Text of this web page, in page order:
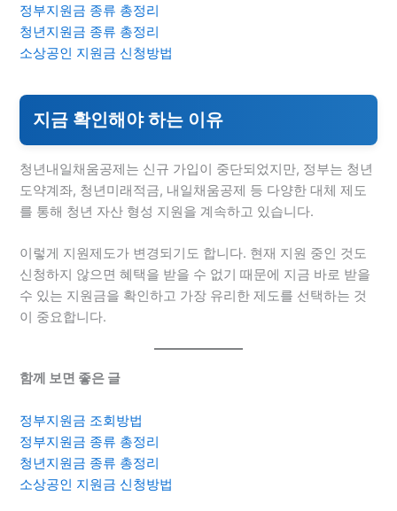
정부지원금 종류 총정리
청년지원금 종류 총정리
소상공인 지원금 신청방법
지금 확인해야 하는 이유
청년내일채움공제는 신규 가입이 중단되었지만, 정부는 청년
도약계좌, 청년미래적금, 내일채움공제 등 다양한 대체 제도
를 통해 청년 자산 형성 지원을 계속하고 있습니다.
이렇게 지원제도가 변경되기도 합니다. 현재 지원 중인 것도
신청하지 않으면 혜택을 받을 수 없기 때문에 지금 바로 받을
수 있는 지원금을 확인하고 가장 유리한 제도를 선택하는 것
이 중요합니다.
함께 보면 좋은 글
정부지원금 조회방법
정부지원금 종류 총정리
청년지원금 종류 총정리
소상공인 지원금 신청방법